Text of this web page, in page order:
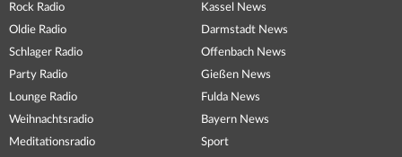
Rock Radio
Oldie Radio
Schlager Radio
Party Radio
Lounge Radio
Weihnachtsradio
Meditationsradio
Kassel News
Darmstadt News
Offenbach News
Gießen News
Fulda News
Bayern News
Sport